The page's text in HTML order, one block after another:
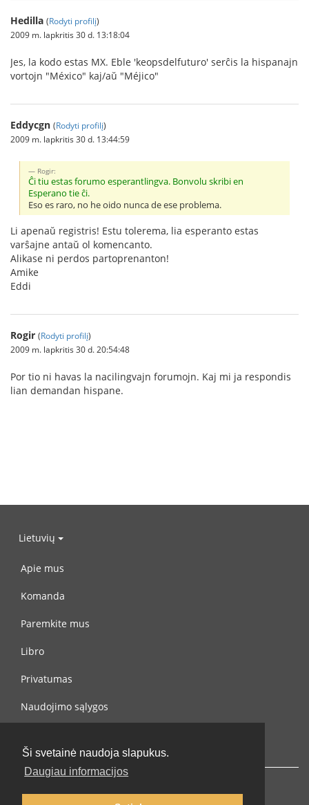
Ši svetainė naudoja slapukus.
Daugiau informacijos
Hedilla (Rodyti profilį)
2009 m. lapkritis 30 d. 13:18:04
Jes, la kodo estas MX. Eble 'keopsdelfuturo' serĉis la hispanajn
vortojn "México" kaj/aŭ "Méjico"
Eddycgn (Rodyti profilį)
2009 m. lapkritis 30 d. 13:44:59
Rogir:
Ĉi tiu estas forumo esperantlingva. Bonvolu skribi en
Esperano tie ĉi.
Eso es raro, no he oido nunca de ese problema.
Li apenaŭ registris! Estu tolerema, lia esperanto estas
varŝajne antaŭ ol komencanto.
Alikase ni perdos partoprenanton!
Amike
Eddi
Rogir (Rodyti profilį)
2009 m. lapkritis 30 d. 20:54:48
Por tio ni havas la nacilingvajn forumojn. Kaj mi ja respondis
lian demandan hispane.
Lietuvių
Apie mus
Komanda
Paremkite mus
Libro
Privatumas
Naudojimo sąlygos